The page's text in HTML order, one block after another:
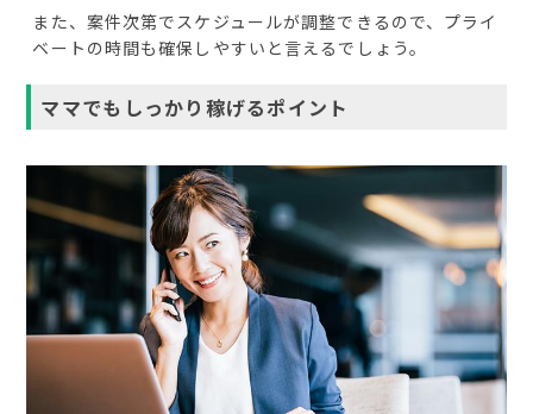
また、案件次第でスケジュールが調整できるので、プライ
ベートの時間も確保しやすいと言えるでしょう。
ママでもしっかり稼げるポイント